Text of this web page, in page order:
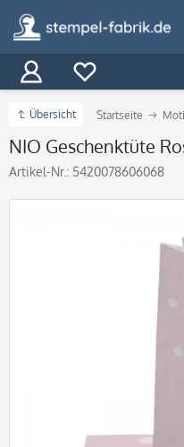
Übersicht Startseite
NIO Geschenktüte
Artikel-Nr.: 5420078606068